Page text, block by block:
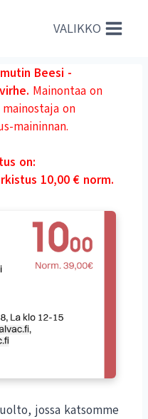
VALIKKO
Beesi -
Mainontaa on
on
maininnan.
on:
10,00 € norm.
jossa katsomme